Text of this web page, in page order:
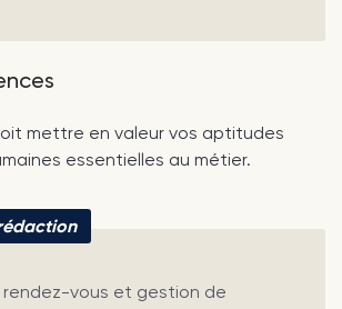
mettre en valeur vos aptitudes
essentielles au métier.
rendez-vous et gestion de